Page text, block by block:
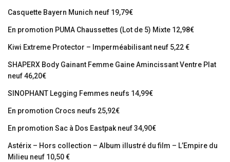
Casquette Bayern Munich neuf 19,79€
En promotion PUMA Chaussettes (Lot de 5) Mixte 12,98€
Kiwi Extreme Protector – Imperméabilisant neuf 5,22 €
SHAPERX Body Gainant Femme Gaine Amincissant Ventre Plat
neuf 46,20€
SINOPHANT Legging Femmes neufs 14,99€
En promotion Crocs neufs 25,92€
En promotion Sac à Dos Eastpak neuf 34,90€
Astérix – Hors collection – Album illustré du film – L’Empire du
Milieu neuf 10,50 €